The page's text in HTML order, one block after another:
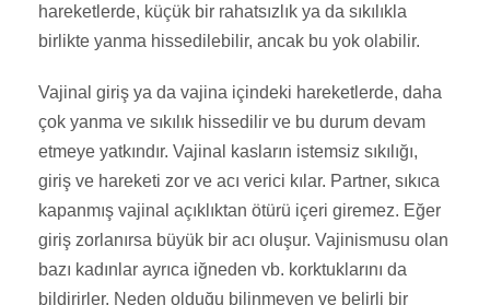
hareketlerde, küçük bir rahatsızlık ya da sıkılıkla
birlikte yanma hissedilebilir, ancak bu yok olabilir.
Vajinal giriş ya da vajina içindeki hareketlerde, daha
çok yanma ve sıkılık hissedilir ve bu durum devam
etmeye yatkındır. Vajinal kasların istemsiz sıkılığı,
giriş ve hareketi zor ve acı verici kılar. Partner, sıkıca
kapanmış vajinal açıklıktan ötürü içeri giremez. Eğer
giriş zorlanırsa büyük bir acı oluşur. Vajinismusu olan
bazı kadınlar ayrıca iğneden vb. korktuklarını da
bildirirler. Neden olduğu bilinmeyen ve belirli bir